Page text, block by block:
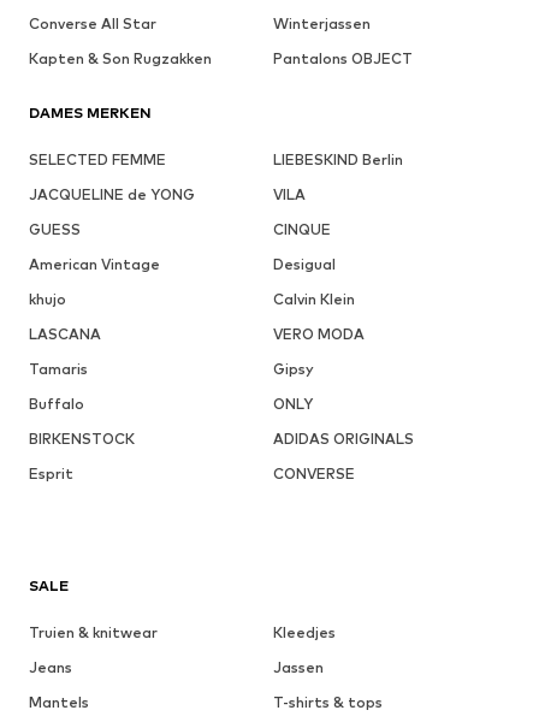
Converse All Star
Winterjassen
Kapten & Son Rugzakken
Pantalons OBJECT
DAMES MERKEN
SELECTED FEMME
LIEBESKIND Berlin
JACQUELINE de YONG
VILA
GUESS
CINQUE
American Vintage
Desigual
khujo
Calvin Klein
LASCANA
VERO MODA
Tamaris
Gipsy
Buffalo
ONLY
BIRKENSTOCK
ADIDAS ORIGINALS
Esprit
CONVERSE
SALE
Truien & knitwear
Kleedjes
Jeans
Jassen
Mantels
T-shirts & tops